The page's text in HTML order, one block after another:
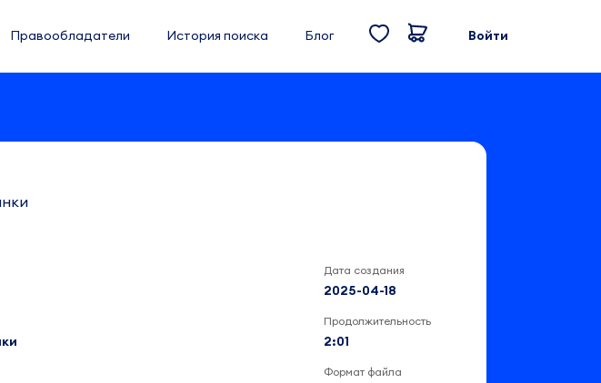
Правообладатели История поиска Блог Войти
Дата создания
2025-04-18
Продолжительность
2:01
Формат файла